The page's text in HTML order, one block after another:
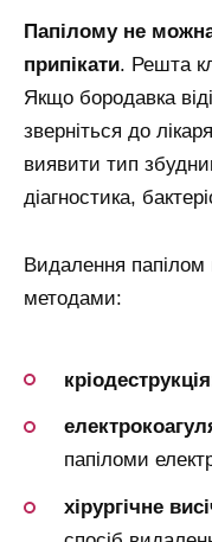
Папілому не
припікати. Решта
Якщо бородавка
зверніться до
виявити тип
діагностика,
Видалення
методами:
кріодеструкція
папіломи
хірургічне